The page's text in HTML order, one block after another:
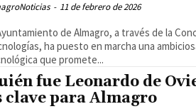
- 11 de febrero de 2026
de Almagro, a través de la
ha puesto en marcha una
que promete...
fue Leonardo de
clave para Almagro